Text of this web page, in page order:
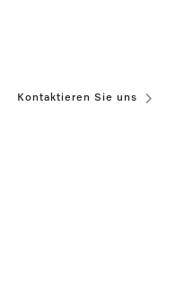
Kontaktieren Sie uns